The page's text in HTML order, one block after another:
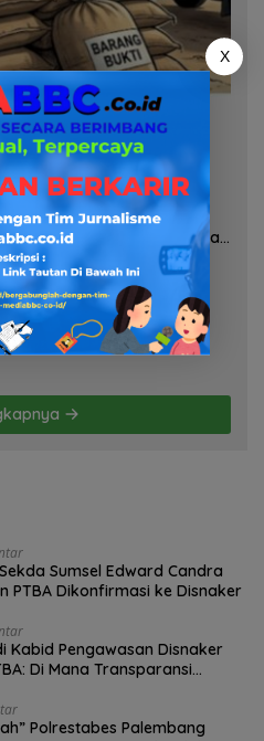
Pasir Timah di Pos AL
Kami Dalami
Kinerja Dan Transparansi
PLN Dipertanyakan, Upaya
GM PLN UID S2JB Terkesan
Lahan Pertanian Brebes
Kemendagri Dorong
Sumsel Edward Candra
PTBA Dikonfirmasi ke Disnaker
Kabid Pengawasan Disnaker
Di Mana Transparansi
Polrestabes Palembang
X